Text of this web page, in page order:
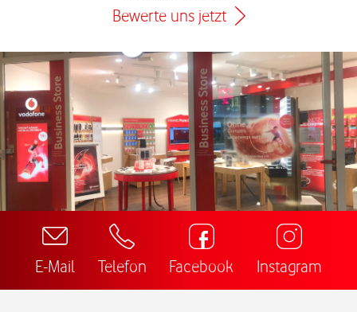
Bewerte uns jetzt
E-Mail Telefon Facebook Instagram